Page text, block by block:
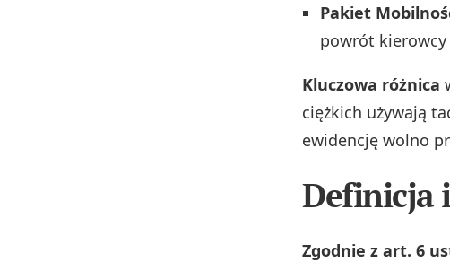
Pakiet
powrót kierowcy
Kluczowa różnica
ciężkich używają
ewidencję wolno
Definicja
Zgodnie z art. 6